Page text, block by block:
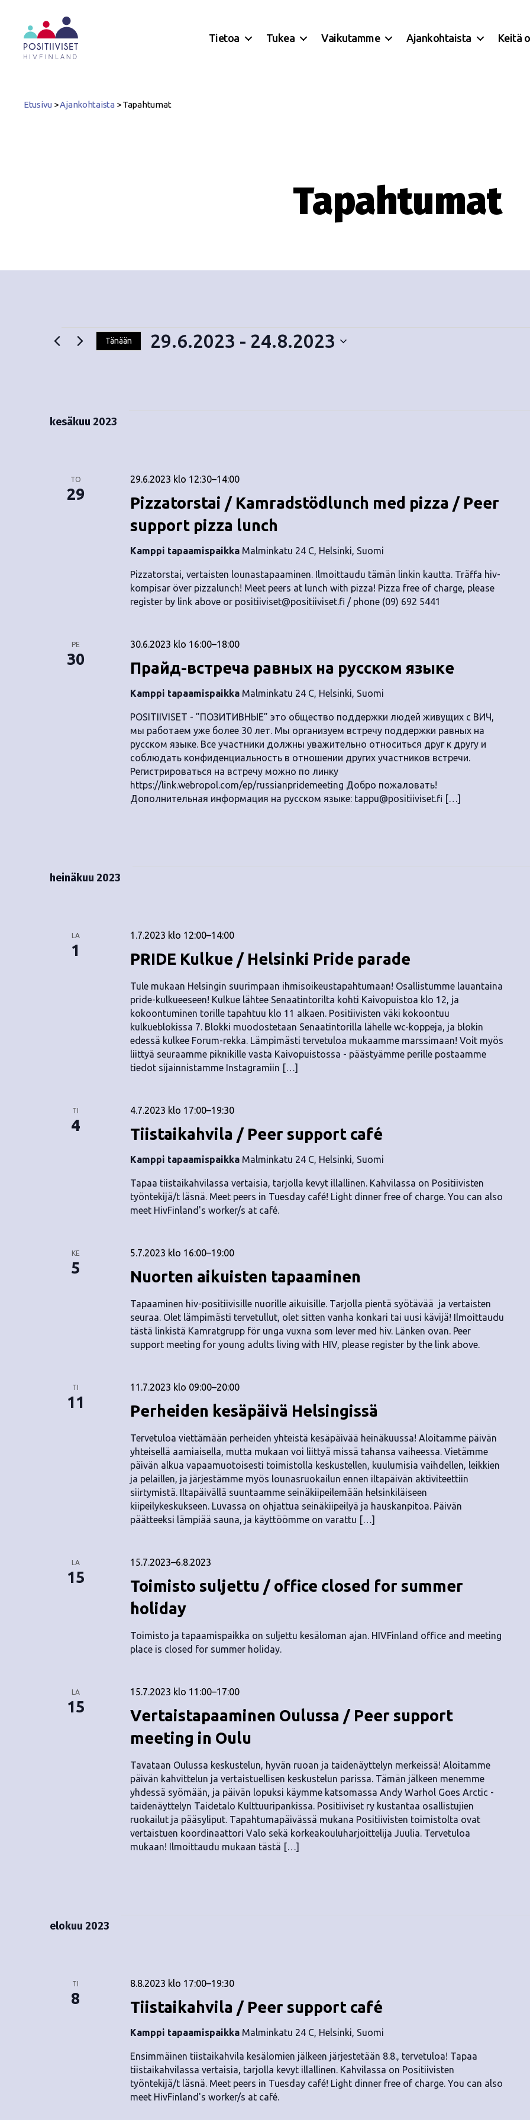
Tietoa Tukea Vaikutamme Ajankohtaista Keitä
Etusivu >Ajankohtaista >Tapahtumat
Tapahtumat
Tänään 29.6.2023 - 24.8.2023
ä
v
.
kesäkuu 2023
TO
29
Pizzatorstai / Kamradstödlunch med pizza / Peer
support pizza lunch
29.6.2023 klo 12:30–14:00
Kamppi tapaamispaikka Malminkatu 24 C, Helsinki, Suomi
Pizzatorstai, vertaisten lounastapaaminen. Ilmoittaudu tämän linkin kautta. Träffa hiv-
kompisar över pizzalunch! Meet peers at lunch with pizza! Pizza free of charge, please
register by link above or positiiviset@positiiviset.fi/ phone (09) 692 5441
PE
30 Прайд-встреча равных на русском языке
30.6.2023 klo 16:00–18:00
Kamppi tapaamispaikka Malminkatu 24 C, Helsinki, Suomi
POSITIIVISET - ”ПОЗИТИВНЫЕ” это общество поддержки людей живущих с ВИЧ,
мы работаем уже более 30 лет. Мы организуем встречу поддержки равных на
русском языке. Все участники должны уважительно относиться друг к другу и
соблюдать конфиденциальность в отношении других участников встречи.
Регистрироваться на встречу можно по линку
https://link.webropol.com/ep/russianpridemeeting Добро пожаловать!
Дополнительная информация на русском языке: tappu@positiiviset.fi[…]
heinäkuu 2023
LA
1 PRIDE Kulkue / Helsinki Pride parade
1.7.2023 klo 12:00–14:00
Tule mukaan Helsingin suurimpaan ihmisoikeustapahtumaan! Osallistumme lauantaina
pride-kulkueeseen! Kulkue lähtee Senaatintorilta kohti Kaivopuistoa klo 12, ja
kokoontuminen torille tapahtuu klo 11 alkaen. Positiivisten väki kokoontuu
kulkueblokissa 7. Blokki muodostetaan Senaatintorilla lähelle wc-koppeja, ja blokin
edessä kulkee Forum-rekka. Lämpimästi tervetuloa mukaamme marssimaan! Voit myös
liittyä seuraamme piknikille vasta Kaivopuistossa - päästyämme perille postaamme
tiedot sijainnistamme Instagramiin […]
TI
4 Tiistaikahvila / Peer support café
4.7.2023 klo 17:00–19:30
Kamppi tapaamispaikka Malminkatu 24 C, Helsinki, Suomi
Tapaa tiistaikahvilassa vertaisia, tarjolla kevyt illallinen. Kahvilassa on Positiivisten
työntekijä/t läsnä. Meet peers in Tuesday café! Light dinner free of charge. You can also
meet HivFinland's worker/s at café.
KE
5 Nuorten aikuisten tapaaminen
5.7.2023 klo 16:00–19:00
Tapaaminen hiv-positiivisille nuorille aikuisille. Tarjolla pientä syötävää ja vertaisten
seuraa. Olet lämpimästi tervetullut, olet sitten vanha konkari tai uusi kävijä! Ilmoittaudu
tästä linkistä Kamratgrupp för unga vuxna som lever med hiv. Länken ovan. Peer
support meeting for young adults living with HIV, please register by the link above.
TI
11 Perheiden kesäpäivä Helsingissä
11.7.2023 klo 09:00–20:00
Tervetuloa viettämään perheiden yhteistä kesäpäivää heinäkuussa! Aloitamme päivän
yhteisellä aamiaisella, mutta mukaan voi liittyä missä tahansa vaiheessa. Vietämme
päivän alkua vapaamuotoisesti toimistolla keskustellen, kuulumisia vaihdellen, leikkien
ja pelaillen, ja järjestämme myös lounasruokailun ennen iltapäivän aktiviteettiin
siirtymistä. Iltapäivällä suuntaamme seinäkiipeilemään helsinkiläiseen
kiipeilykeskukseen. Luvassa on ohjattua seinäkiipeilyä ja hauskanpitoa. Päivän
päätteeksi lämpiää sauna, ja käyttöömme on varattu […]
LA
15
Toimisto suljettu / office closed for summer
holiday
15.7.2023–6.8.2023
Toimisto ja tapaamispaikka on suljettu kesäloman ajan. HIVFinland office and meeting
place is closed for summer holiday.
LA
15
Vertaistapaaminen Oulussa / Peer support
meeting in Oulu
15.7.2023 klo 11:00–17:00
Tavataan Oulussa keskustelun, hyvän ruoan ja taidenäyttelyn merkeissä! Aloitamme
päivän kahvittelun ja vertaistuellisen keskustelun parissa. Tämän jälkeen menemme
yhdessä syömään, ja päivän lopuksi käymme katsomassa Andy Warhol Goes Arctic -
taidenäyttelyn Taidetalo Kulttuuripankissa. Positiiviset ry kustantaa osallistujien
ruokailut ja pääsyliput. Tapahtumapäivässä mukana Positiivisten toimistolta ovat
vertaistuen koordinaattori Valo sekä korkeakouluharjoittelija Juulia. Tervetuloa
mukaan! Ilmoittaudu mukaan tästä […]
elokuu 2023
TI
8 Tiistaikahvila / Peer support café
8.8.2023 klo 17:00–19:30
Kamppi tapaamispaikka Malminkatu 24 C, Helsinki, Suomi
Ensimmäinen tiistaikahvila kesälomien jälkeen järjestetään 8.8., tervetuloa! Tapaa
tiistaikahvilassa vertaisia, tarjolla kevyt illallinen. Kahvilassa on Positiivisten
työntekijä/t läsnä. Meet peers in Tuesday café! Light dinner free of charge. You can also
meet HivFinland's worker/s at café.